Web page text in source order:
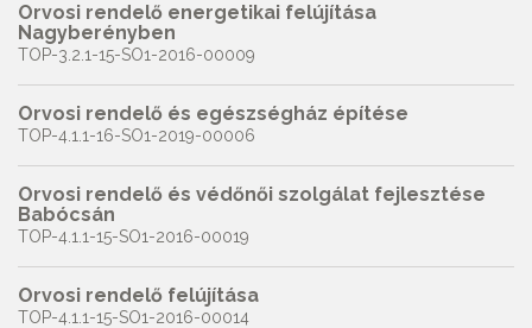
Orvosi rendelő energetikai felújítása
Nagyberényben
TOP-3.2.1-15-SO1-2016-00009
Orvosi rendelő és egészségház építése
TOP-4.1.1-16-SO1-2019-00006
Orvosi rendelő és védőnői szolgálat fejlesztése
Babócsán
TOP-4.1.1-15-SO1-2016-00019
Orvosi rendelő felújítása
TOP-4.1.1-15-SO1-2016-00014